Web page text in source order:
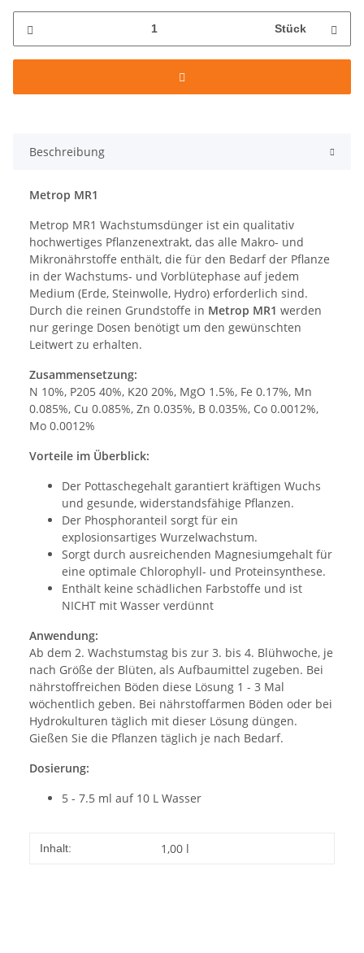
Stück
Beschreibung
Metrop MR1
Metrop MR1 Wachstumsdünger ist ein qualitativ
hochwertiges Pflanzenextrakt, das alle Makro- und
Mikronährstoffe enthält, die für den Bedarf der Pflanze
in der Wachstums- und Vorblütephase auf jedem
Medium (Erde, Steinwolle, Hydro) erforderlich sind.
Durch die reinen Grundstoffe in Metrop MR1 werden
nur geringe Dosen benötigt um den gewünschten
Leitwert zu erhalten.
Zusammensetzung:
N 10%, P205 40%, K20 20%, MgO 1.5%, Fe 0.17%, Mn
0.085%, Cu 0.085%, Zn 0.035%, B 0.035%, Co 0.0012%,
Mo 0.0012%
Vorteile im Überblick:
Der Pottaschegehalt garantiert kräftigen Wuchs
und gesunde, widerstandsfähige Pflanzen.
Der Phosphoranteil sorgt für ein
explosionsartiges Wurzelwachstum.
Sorgt durch ausreichenden Magnesiumgehalt für
eine optimale Chlorophyll- und Proteinsynthese.
Enthält keine schädlichen Farbstoffe und ist
NICHT mit Wasser verdünnt
Anwendung:
Ab dem 2. Wachstumstag bis zur 3. bis 4. Blühwoche, je
nach Größe der Blüten, als Aufbaumittel zugeben. Bei
nährstoffreichen Böden diese Lösung 1 - 3 Mal
wöchentlich geben. Bei nährstoffarmen Böden oder bei
Hydrokulturen täglich mit dieser Lösung düngen.
Gießen Sie die Pflanzen täglich je nach Bedarf.
Dosierung:
5 - 7.5 ml auf 10 L Wasser
Inhalt: 1,00 l